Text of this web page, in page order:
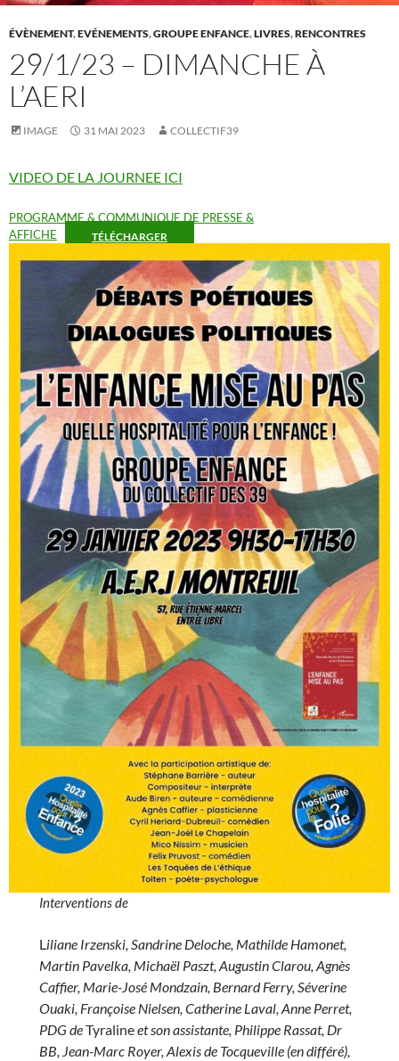
ÉVÈNEMENT,EVÉNEMENTS,GROUPE ENFANCE,LIVRES,RENCONTRES
29/1/23 – DIMANCHE À
L’AERI
IMAGE 31 MAI 2023 COLLECTIF39
VIDEO DE LA JOURNEE ICI
PROGRAMME & COMMUNIQUE DE PRESSE &
AFFICHE
TÉLÉCHARGER
Interventions de
Liliane Irzenski, Sandrine Deloche, Mathilde Hamonet,
Martin Pavelka, Michaël Paszt, Augustin Clarou, Agnès
Caffier, Marie-José Mondzain, Bernard Ferry, Séverine
Ouaki, Françoise Nielsen, Catherine Laval, Anne Perret,
PDG deTyralineet son assistante, Philippe Rassat, Dr
BB, Jean-Marc Royer, Alexis de Tocqueville (en différé),